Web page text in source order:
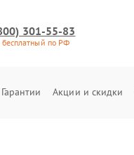
301-55-83
бесплатный по РФ
Гарантии Акции и скидки